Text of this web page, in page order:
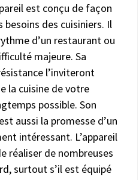
est conçu de façon
besoins des cuisiniers. Il
d’un restaurant ou
majeure. Sa
l’inviteront
la cuisine de votre
possible. Son
aussi la promesse d’un
intéressant. L’appareil
réaliser de nombreuses
surtout s’il est équipé